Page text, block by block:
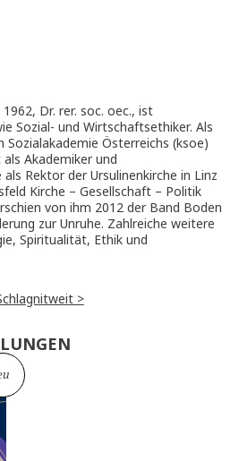
Dr. rer. soc. oec., ist
Sozial- und Wirtschaftsethiker. Als
Österreichs (ksoe)
Akademiker und
Rektor der Ursulinenkirche in Linz
Kirche – Gesellschaft – Politik
von ihm 2012 der Band Boden
zur Unruhe. Zahlreiche weitere
Spiritualität, Ethik und
>